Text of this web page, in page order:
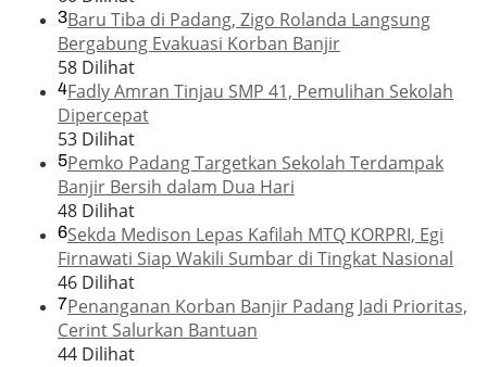
3Baru Tiba di Padang, Zigo Rolanda Langsung
Bergabung Evakuasi Korban Banjir
58 Dilihat
4Fadly Amran Tinjau SMP 41, Pemulihan Sekolah
Dipercepat
53 Dilihat
5Pemko Padang Targetkan Sekolah Terdampak
Banjir Bersih dalam Dua Hari
48 Dilihat
6Sekda Medison Lepas Kafilah MTQ KORPRI, Egi
Firnawati Siap Wakili Sumbar di Tingkat Nasional
46 Dilihat
7Penanganan Korban Banjir Padang Jadi Prioritas,
Cerint Salurkan Bantuan
44 Dilihat